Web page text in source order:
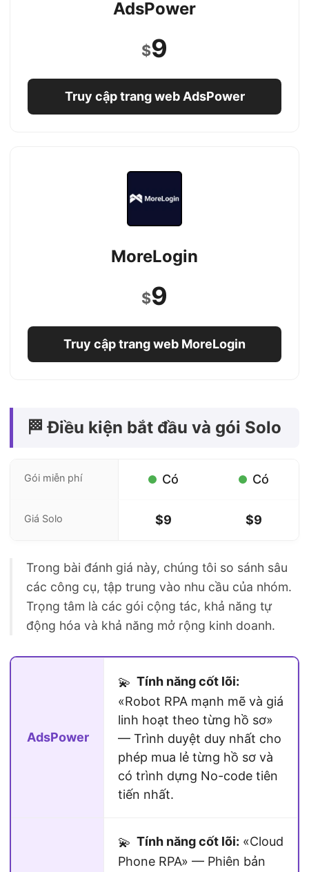
AdsPower
$9
Truy cập trang web AdsPower
MoreLogin
$9
Truy cập trang web MoreLogin
🏁 Điều kiện bắt đầu và gói Solo
Gói miễn phí Có Có
Giá Solo $9 $9
Trong bài đánh giá này, chúng tôi so sánh sâu
các công cụ, tập trung vào nhu cầu của nhóm.
Trọng tâm là các gói cộng tác, khả năng tự
động hóa và khả năng mở rộng kinh doanh.
AdsPower
💫 Tính năng cốt lõi:
«Robot RPA mạnh mẽ và giá
linh hoạt theo từng hồ sơ»
— Trình duyệt duy nhất cho
phép mua lẻ từng hồ sơ và
có trình dựng No-code tiên
tiến nhất.
💫 Tính năng cốt lõi: «Cloud
Phone RPA» — Phiên bản